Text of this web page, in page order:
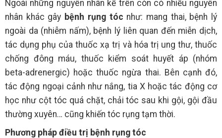
Ngoài những nguyên nhân kể trên còn có nhiều nguyên
nhân khác gây bệnh rụng tóc như: mang thai, bệnh lý
ngoài da (nhiễm nấm), bệnh lý liên quan đến miễn dịch,
tác dụng phụ của thuốc xạ trị và hóa trị ung thư, thuốc
chống đông máu, thuốc kiểm soát huyết áp (nhóm
beta-adrenergic) hoặc thuốc ngừa thai. Bên cạnh đó,
tác động ngoại cảnh như nắng, tia X hoặc tác động cơ
học như cột tóc quá chặt, chải tóc sau khi gội, gội đầu
thường xuyên… cũng khiến tóc rụng tạm thời.
Phương pháp điều trị bệnh rụng tóc